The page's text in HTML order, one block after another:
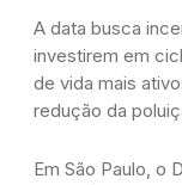
A data busca
investirem em
de vida mais
redução da
Em São Paulo, o